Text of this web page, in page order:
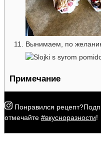
Вынимаем, по
Примечание
Понравился рецепт?
отмечайте #вкусноразности!